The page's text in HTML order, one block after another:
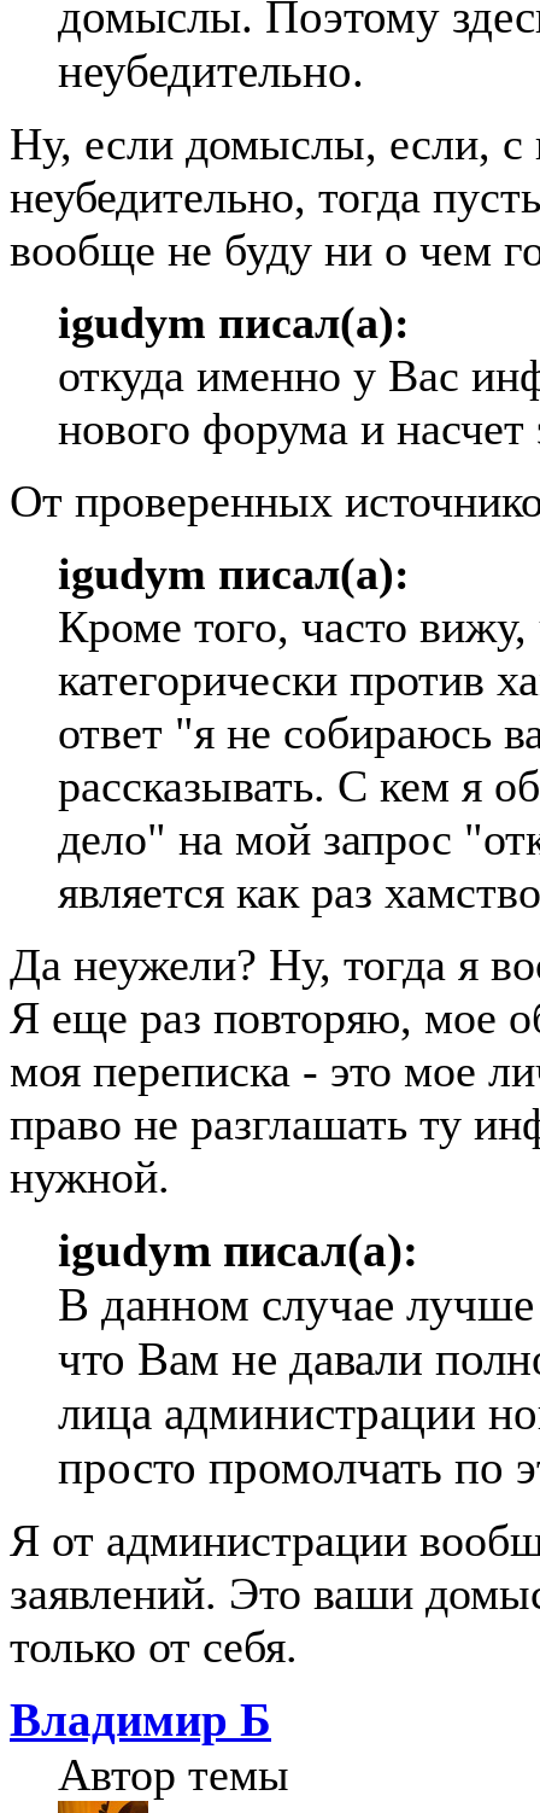
домыслы. Поэтому
неубедительно.
Ну, если домыслы, если, с
неубедительно, тогда
вообще не буду ни о чем
igudym писал(а):
откуда именно у Вас
нового форума и
От проверенных
igudym писал(а):
Кроме того, часто
категорически против
ответ "я не собираюсь
рассказывать. С кем я
дело" на мой запрос
является как раз
Да неужели? Ну, тогда я
Я еще раз повторяю, мое
моя переписка - это мое
право не разглашать ту
нужной.
igudym писал(а):
В данном случае
что Вам не давали
лица администрации
просто промолчать по
Я от администрации
заявлений. Это ваши
только от себя.
Владимир Б
Автор темы